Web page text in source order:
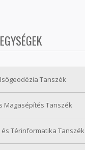
Tanszék
Magasépítés Tanszék
és Térinformatika Tanszék